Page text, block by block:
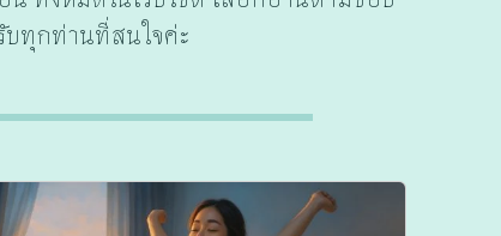
บทุกท่านที่สนใจค่ะ